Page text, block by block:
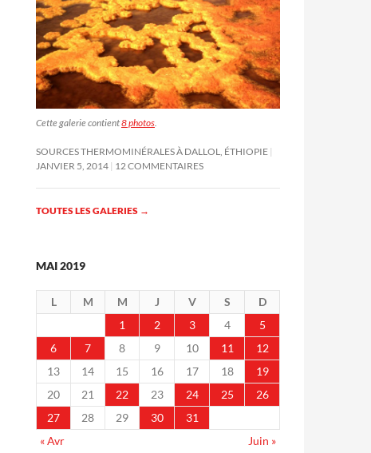
Cette galerie contient8 photos
SOURCES THERMOMINÉRALES À DALLOL, ÉTHIOPIE
JANVIER 5, 2014 12 COMMENTAIRES
TOUTES LES GALERIES →
MAI 2019
L M M J V S
D
1
2 3 4
5
6
7 8 9 10 11
12
13
14 15 16 17 18
19
20
21 22 23 24 25
26
27
28 29 30
31
« Avr
Juin »